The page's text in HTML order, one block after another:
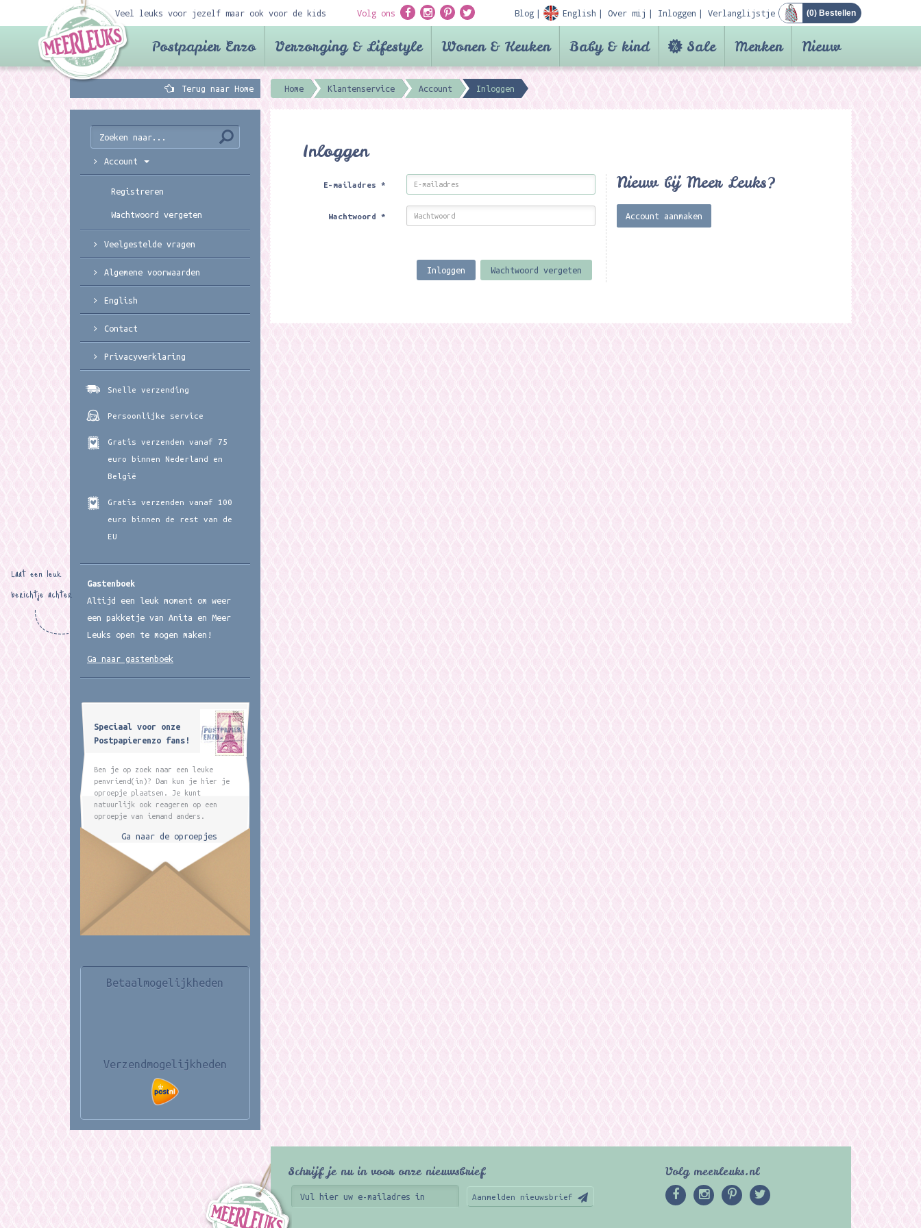
Veel leuks voor jezelf maar ook voor de kids Volg ons Blog English Over mij Inloggen Verlanglijstje (0) Bestellen
Postpapier Enzo Verzorging & Lifestyle Wonen & Keuken Baby & kind Sale Merken Nieuw
Terug naar Home Home Klantenservice Account Inloggen
Inloggen
E-mailadres*
Wachtwoord*
Inloggen Wachtwoord vergeten
Nieuw bij Meer Leuks?
Account aanmaken
Account
Registreren
Wachtwoord vergeten
Veelgestelde vragen
Algemene voorwaarden
English
Contact
Privacyverklaring
Snelle verzending
Persoonlijke service
Gratis verzenden vanaf 75
euro binnen Nederland en
België
Gratis verzenden vanaf 100
euro binnen de rest van de
EU
Gastenboek
Altijd een leuk moment om weer
een pakketje van Anita en Meer
Leuks open te mogen maken!
Laat een leuk
berichtje achter
Ga naar gastenboek
Speciaal voor onze
Postpapierenzo fans!
Ben je op zoek naar een leuke
penvriend(in)? Dan kun je hier je
oproepje plaatsen. Je kunt
natuurlijk ook reageren op een
oproepje van iemand anders.
Ga naar de oproepjes
Betaalmogelijkheden
Verzendmogelijkheden
Schrijf je nu in voor onze nieuwsbrief
Aanmelden nieuwsbrief
Volg meerleuks.nl